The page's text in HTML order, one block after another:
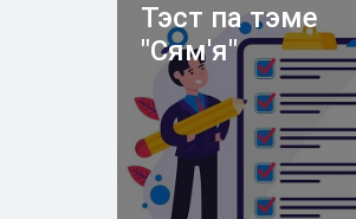
Тэст па тэме
"Сям'я"